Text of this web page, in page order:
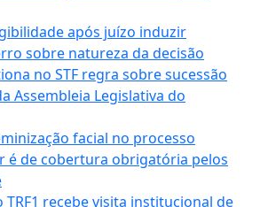
após juízo induzir
sobre natureza da decisão
no STF regra sobre sucessão
Assembleia Legislativa do
facial no processo
é de cobertura obrigatória pelos
recebe visita institucional de